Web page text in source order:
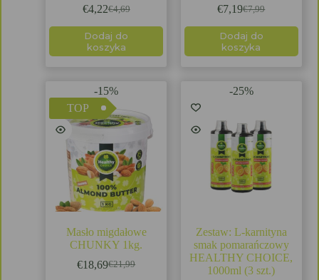
€4,69
€4,22
Dodaj do
koszyka
€7,99
€7,19
Dodaj do
koszyka
-15%
TOP
Masło migdałowe
CHUNKY 1kg.
€21,99
€18,69
-25%
Zestaw: L-karnityna
smak pomarańczowy
HEALTHY CHOICE,
1000ml (3 szt.)